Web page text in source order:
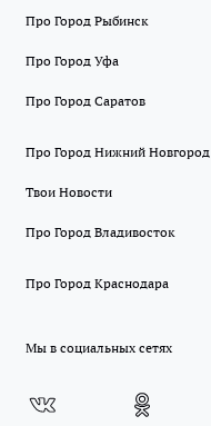
Про Город Рыбинск
Про Город Уфа
Про Город Саратов
Про Город Нижний Новгород
Твои Новости
Про Город Владивосток
Про Город Краснодара
Мы в социальных сетях